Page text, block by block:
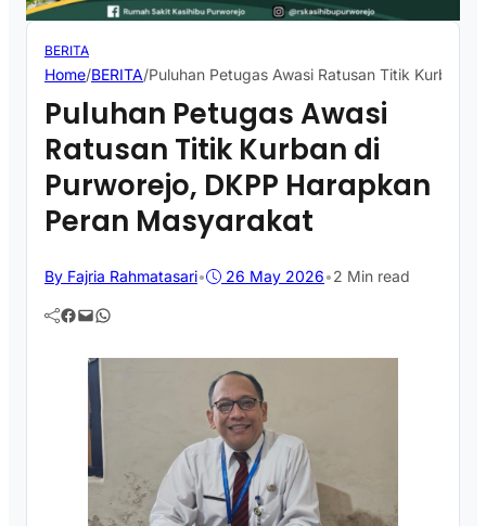
BERITA
Home/BERITA/Puluhan Petugas Awasi Ratusan Titik Kurban
Puluhan Petugas Awasi
Ratusan Titik Kurban di
Purworejo, DKPP Harapkan
Peran Masyarakat
By Fajria Rahmatasari• 26 May 2026•2 Min read
Facebook Mail WhatsApp